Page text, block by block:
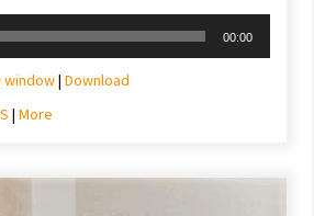
IX. Topaketak – Mila
00:00
window| Download
| More